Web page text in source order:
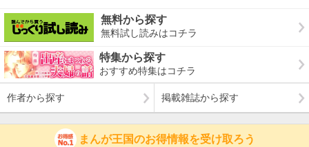
無料から探す
無料試し読みはコチラ
特集から探す
おすすめ特集はコチラ
作者から探す 掲載雑誌から探す
まんが王国のお得情報を受け取ろう